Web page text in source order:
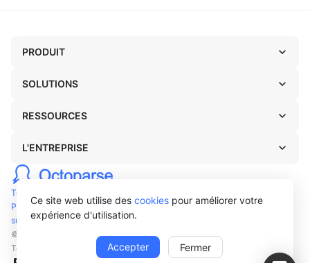
Ce site web utilise des cookies pour améliorer votre
expérience d'utilisation.
Accepter Fermer
Termes
Privacy
support@octoparse.com
© Octopus Data Inc. 2026
Tous droits réservés.
PRODUIT
SOLUTIONS
RESSOURCES
L'ENTREPRISE